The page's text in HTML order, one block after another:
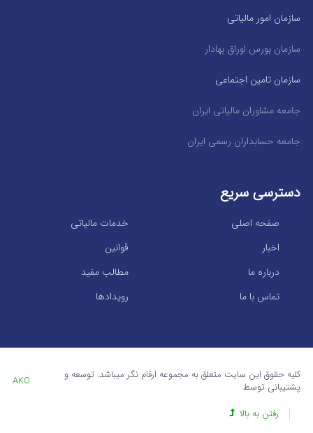
سازمان امور مالیاتی
سازمان بورس اوراق بهادار
سازمان تامین اجتماعی
جامعه مشاوران مالیاتی ایران
جامعه حسابداران رسمی ایران
دسترسی سریع
خدمات مالیاتی
صفحه اصلی
قوانین
اخبار
مطالب مفید
درباره ما
رویدادها
تماس با ما
کلیه حقوق این سایت متعلق به مجموعه ارقام نگر میباشد. توسعه و
پشتیبانی توسط
AKO
رفتن به بالا